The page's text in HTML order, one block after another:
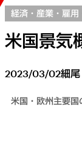
経済・産業・雇用
米国景気
2023/03/02細尾
米国・欧州主要国